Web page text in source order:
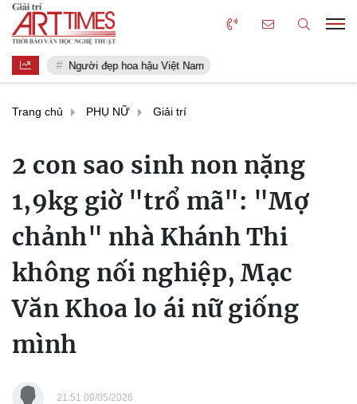
Người đẹp hoa hậu Việt Nam
Trang chủ PHỤ NỮ Giải trí
2 con sao sinh non nặng
1,9kg giờ "trổ mã": "Mợ
chảnh" nhà Khánh Thi
không nối nghiệp, Mạc
Văn Khoa lo ái nữ giống
mình
21:51 09/05/2026